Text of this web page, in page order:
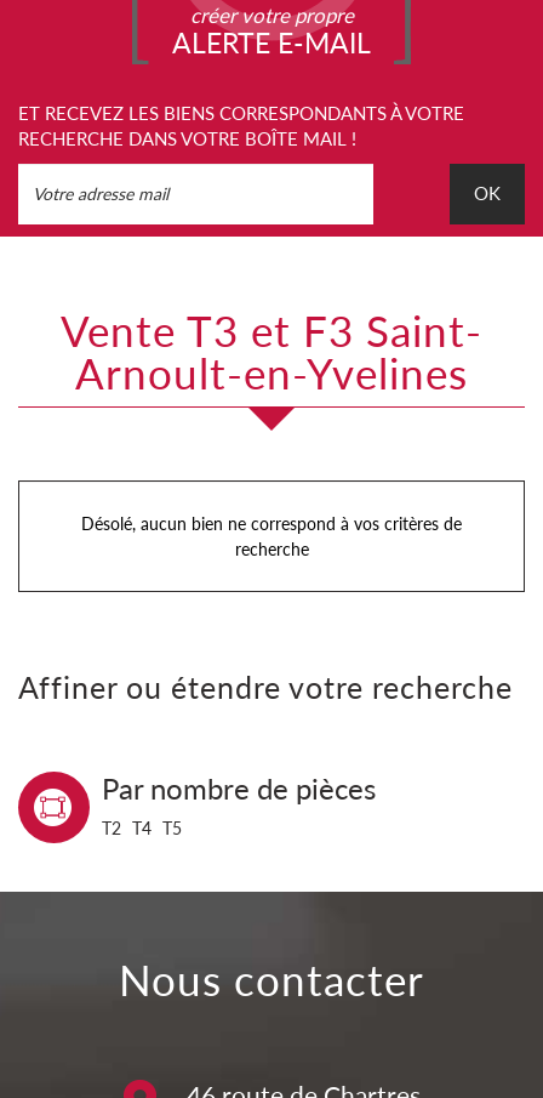
créer votre propre
ALERTE E-MAIL
ET RECEVEZ LES BIENS CORRESPONDANTS À VOTRE
RECHERCHE DANS VOTRE BOÎTE MAIL !
OK
Vente T3 et F3 Saint-
Arnoult-en-Yvelines
Désolé, aucun bien ne correspond à vos critères de
recherche
Affiner ou étendre votre recherche
Par nombre de pièces
T2 T4 T5
Nous contacter